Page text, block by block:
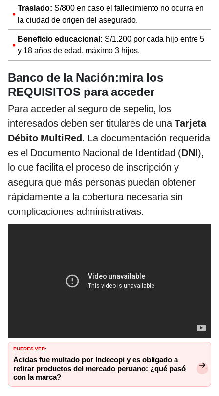
Traslado: S/800 en caso el fallecimiento no ocurra en
la ciudad de origen del asegurado.
Beneficio educacional: S/1.200 por cada hijo entre 5
y 18 años de edad, máximo 3 hijos.
Banco de la Nación:mira los
REQUISITOS para acceder
Para acceder al seguro de sepelio, los
interesados deben ser titulares de unaTarjeta
Débito MultiRed. La documentación requerida
es el Documento Nacional de Identidad (DNI),
lo que facilita el proceso de inscripción y
asegura que más personas puedan obtener
rápidamente a la cobertura necesaria sin
complicaciones administrativas.
PUEDES VER:
Adidas fue multado por Indecopi y es obligado a
retirar productos del mercado peruano: ¿qué pasó
con la marca?